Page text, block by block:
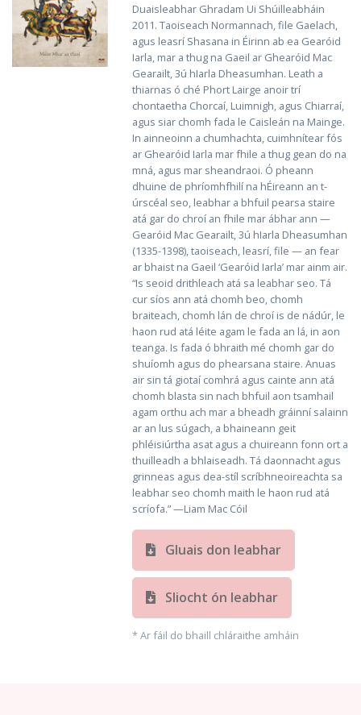
Duaisleabhar Ghradam Ui Shúilleabháin
2011. Taoiseach Normannach, file Gaelach,
agus leasrí Shasana in Éirinn ab ea Gearóid
Iarla, mar a thug na Gaeil ar Ghearóid Mac
Gearailt, 3ú hIarla Dheasumhan. Leath a
thiarnas ó ché Phort Lairge anoir trí
chontaetha Chorcaí, Luimnigh, agus Chiarraí,
agus siar chomh fada le Caisleán na Mainge.
In ainneoinn a chumhachta, cuimhnítear fós
ar Ghearóid Iarla mar fhile a thug gean do na
mná, agus mar sheandraoi. Ó pheann
dhuine de phríomhfhilí na hÉireann an t-
úrscéal seo, leabhar a bhfuil pearsa staire
atá gar do chroí an fhile mar ábhar ann —
Gearóid Mac Gearailt, 3ú hIarla Dheasumhan
(1335-1398), taoiseach, leasrí, file — an fear
ar bhaist na Gaeil ‘Gearóid Iarla’ mar ainm air.
“Is seoid drithleach atá sa leabhar seo. Tá
cur síos ann atá chomh beo, chomh
braiteach, chomh lán de chroí is de nádúr, le
haon rud atá léite agam le fada an lá, in aon
teanga. Is fada ó bhraith mé chomh gar do
shuíomh agus do phearsana staire. Anuas
air sin tá giotaí comhrá agus cainte ann atá
chomh blasta sin nach bhfuil aon tsamhail
agam orthu ach mar a bheadh gráinní salainn
ar an lus súgach, a bhaineann geit
phléisiúrtha asat agus a chuireann fonn ort a
thuilleadh a bhlaiseadh. Tá daonnacht agus
grinneas agus dea-stíl scríbhneoireachta sa
leabhar seo chomh maith le haon rud atá
scríofa.” —Liam Mac Cóil
Gluais don leabhar
Sliocht ón leabhar
* Ar fáil do bhaill chláraithe amháin